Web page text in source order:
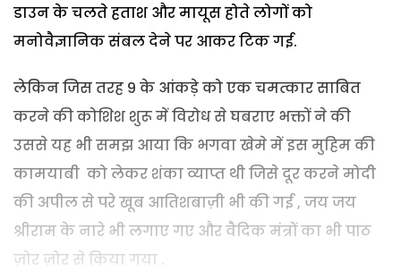
डाउन के चलते हताश और मायूस होते लोगों को
मनोवैज्ञानिक संबल देने पर आकर टिक गई.
लेकिन जिस तरह 9 के आंकड़े को एक चमत्कार साबित
करने की कोशिश शुरू में विरोध से घबराए भक्तों ने की
उससे यह भी समझ आया कि भगवा खेमे में इस मुहिम की
कामयाबी को लेकर शंका व्याप्त थी जिसे दूर करने मोदी
की अपील से परे खूब आतिशबाज़ी भी की गई , जय जय
श्रीराम के नारे भी लगाए गए और वैदिक मंत्रों का भी पाठ
ज़ोर ज़ोर से किया गया .